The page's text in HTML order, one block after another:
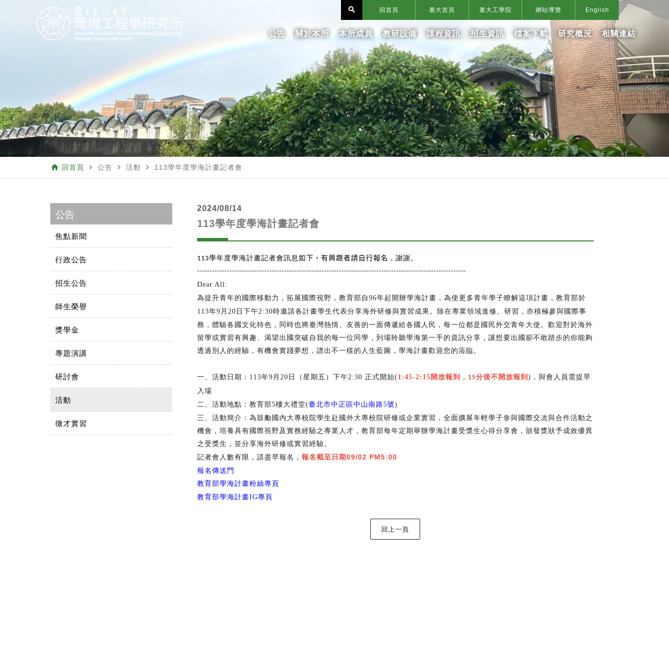
回首頁 臺大首頁 臺大工學院 網站導覽
search English
公告 關於本所 本所成員 教研設備 課程資訊 招生資訊 檔案下載 研究概況 相關連結
home 回首頁 navigate_next 公告 navigate_next 活動 navigate_next 113學年度學海計畫記者會
公告
焦點新聞
行政公告
招生公告
師生榮譽
獎學金
專題演講
研討會
活動
徵才實習
2024/08/14
113學年度學海計畫記者會
113學年度學海計畫記者會訊息如下，有興趣者請自行報名 ，謝謝。
------------------------------------------------------------------------------------------------------------
Dear All:
為提升青年的國際移動力，拓展國際視野，教育部自 96年起開辦學海計畫，為使更多青年學子瞭解這項計畫，教育部於
113年9 月 20 日下午2:30時邀請各計畫學生代表分享海外研修與實習成果。除在專業領域進修、研習，亦積極參與國際事
務，體驗各國文化特色，同時也將臺灣熱情、友善的一面傳遞給各國人民，每一位都是國民外交青年大使。歡迎對於海外
留學或實習有興趣、渴望出國突破自我的每一位同學，到場聆聽學海第一手的資訊分享，讓想要出國卻不敢踏步的你能夠
透過別人的經驗，有機會實踐夢想，譜出不一樣的人生藍圖，學海計畫歡迎您的蒞臨。
一、活動日期： 113年9 月 20 日（星期五）下午2:30 正式開始(1:45-2:15 開放報到， 15分後不開放報到 ) ，與會人員需提早
入場
二、活動地點：教育部5樓大禮堂(臺北市中正區中山南路5號)
三、活動簡介：為鼓勵國內大專校院學生赴國外大專校院研修或企業實習，全面擴展年輕學子參與國際交流與合作活動之
機會，培養具有國際視野及實務經驗之專業人才，教育部每年定期舉辦學海計畫受獎生心得分享會，頒發獎狀予成效優異
之受獎生，並分享海外研修或實習經驗。
記者會人數有限，請盡早報名， 報名截至日期09/02 PM5:00
報名傳送門
教育部學海計畫粉絲專頁
教育部學海計畫IG專頁